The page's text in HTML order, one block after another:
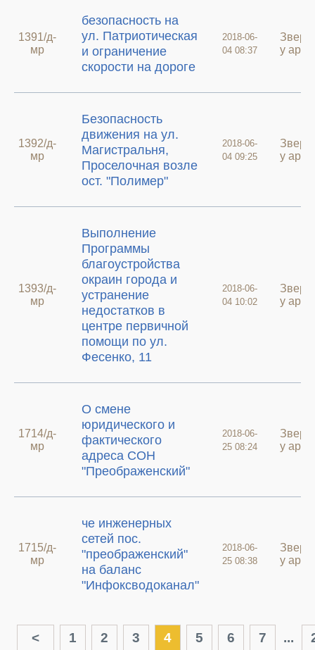
1391/д-
мр
безопасность на
ул. Патриотическая
и ограничение
скорости на дороге
2018-06-
04 08:37
у
1392/д-
мр
Безопасность
движения на ул.
Магистральня,
Проселочная возле
ост. "Полимер"
2018-06-
04 09:25
у
1393/д-
мр
Выполнение
Программы
благоустройства
окраин города и
устранение
недостатков в
центре первичной
помощи по ул.
Фесенко, 11
2018-06-
04 10:02
у
1714/д-
мр
О смене
юридического и
фактического
адреса СОН
"Преображенский"
2018-06-
25 08:24
у
1715/д-
мр
че инженерных
сетей пос.
"преображенский"
на баланс
"Инфоксводоканал"
2018-06-
25 08:38
у
< 1 2 3 4 5 6 7 ...